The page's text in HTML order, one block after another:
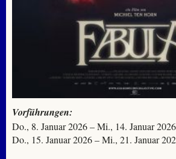
Vorführungen:
Do., 8. Januar 2026 – Mi., 14. Januar
Do., 15. Januar 2026 – Mi., 21. Januar